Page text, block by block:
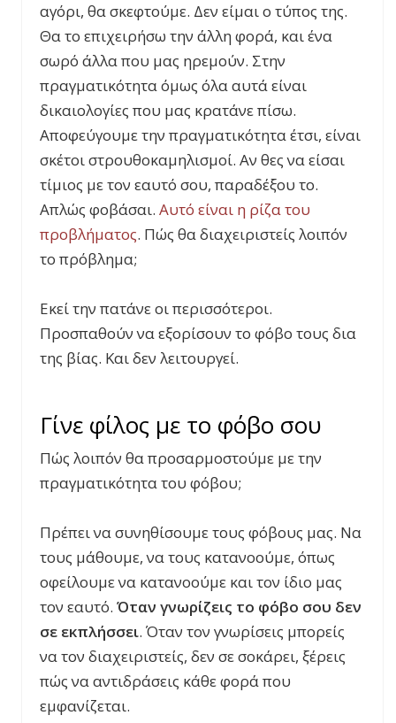
αγόρι, θα σκεφτούμε. Δεν είμαι ο τύπος της.
Θα το επιχειρήσω την άλλη φορά, και ένα
σωρό άλλα που μας ηρεμούν. Στην
πραγματικότητα όμως όλα αυτά είναι
δικαιολογίες που μας κρατάνε πίσω.
Αποφεύγουμε την πραγματικότητα έτσι, είναι
σκέτοι στρουθοκαμηλισμοί. Αν θες να είσαι
τίμιος με τον εαυτό σου, παραδέξου το.
Απλώς φοβάσαι. Αυτό είναι η ρίζα του
προβλήματος. Πώς θα διαχειριστείς λοιπόν
το πρόβλημα;
Εκεί την πατάνε οι περισσότεροι.
Προσπαθούν να εξορίσουν το φόβο τους δια
της βίας. Και δεν λειτουργεί.
Γίνε φίλος με το φόβο σου
Πώς λοιπόν θα προσαρμοστούμε με την
πραγματικότητα του φόβου;
Πρέπει να συνηθίσουμε τους φόβους μας. Να
τους μάθουμε, να τους κατανοούμε, όπως
οφείλουμε να κατανοούμε και τον ίδιο μας
τον εαυτό. Όταν γνωρίζεις το φόβο σου δεν
σε εκπλήσσει. Όταν τον γνωρίσεις μπορείς
να τον διαχειριστείς, δεν σε σοκάρει, ξέρεις
πώς να αντιδράσεις κάθε φορά που
εμφανίζεται.